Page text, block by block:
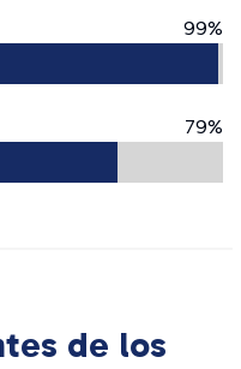
99%
79%
de los